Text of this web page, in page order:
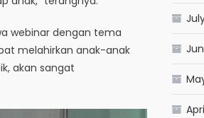
webinar dengan tema
melahirkan anak-anak
akan sangat